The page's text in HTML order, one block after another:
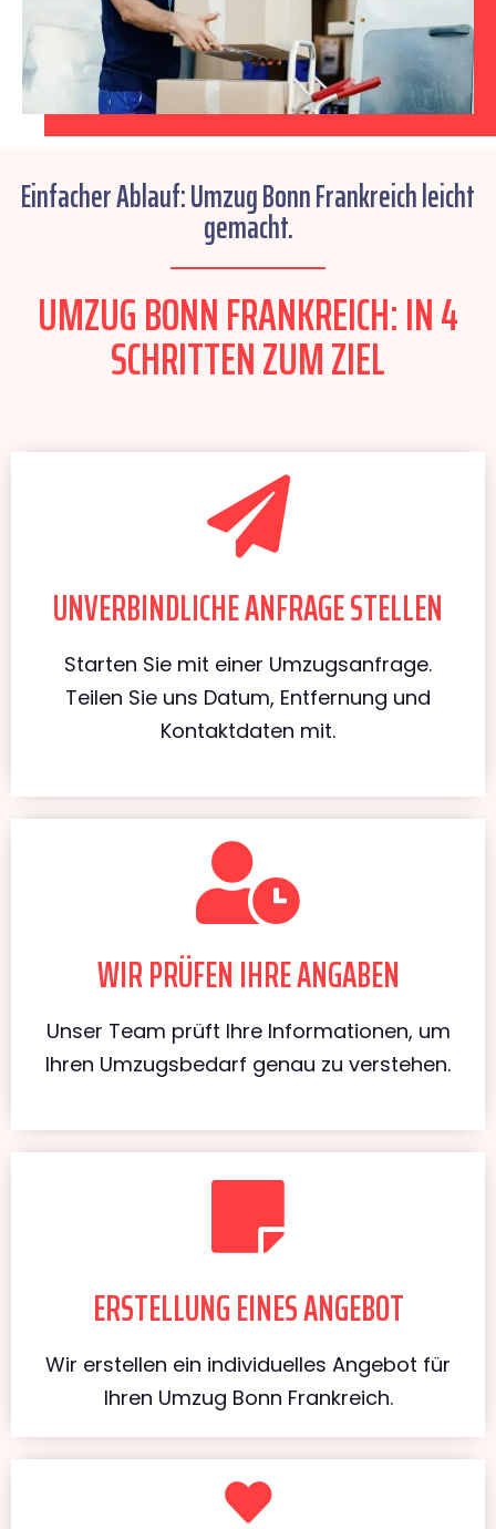
Einfacher Ablauf: Umzug Bonn Frankreich leicht
gemacht.
UMZUG BONN FRANKREICH: IN 4
SCHRITTEN ZUM ZIEL
UNVERBINDLICHE ANFRAGE STELLEN
Starten Sie mit einer Umzugsanfrage.
Teilen Sie uns Datum, Entfernung und
Kontaktdaten mit.
WIR PRÜFEN IHRE ANGABEN
Unser Team prüft Ihre Informationen, um
Ihren Umzugsbedarf genau zu verstehen.
ERSTELLUNG EINES ANGEBOT
Wir erstellen ein individuelles Angebot für
Ihren Umzug Bonn Frankreich.